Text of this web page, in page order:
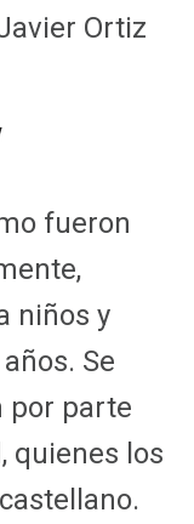
Ortiz
fueron
niños y
Se
por parte
quienes los